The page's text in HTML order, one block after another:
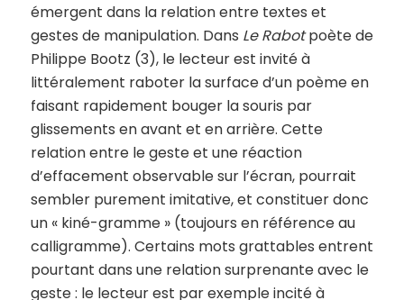
émergent dans la relation entre textes et
gestes de manipulation. Dans Le Rabotpoète de
Philippe Bootz (3), le lecteur est invité à
littéralement raboter la surface d’un poème en
faisant rapidement bouger la souris par
glissements en avant et en arrière. Cette
relation entre le geste et une réaction
d’effacement observable sur l’écran, pourrait
sembler purement imitative, et constituer donc
un « kiné-gramme » (toujours en référence au
calligramme). Certains mots grattables entrent
pourtant dans une relation surprenante avec le
geste : le lecteur est par exemple incité à